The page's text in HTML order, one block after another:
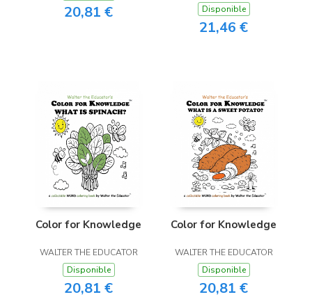
20,81 €
Disponible
21,46 €
Color for Knowledge
WALTER THE EDUCATOR
Disponible
20,81 €
Color for Knowledge
WALTER THE EDUCATOR
Disponible
20,81 €